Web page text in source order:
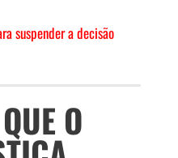
suspender a decisão
O